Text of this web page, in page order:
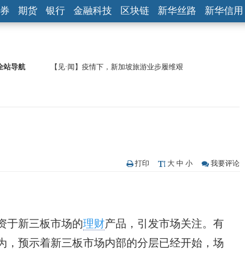
期货 银行 金融科技 区块链 新华丝路 新华信用
站导航
【见·闻】疫情下，新加坡旅游业步履维艰
济安金信：中国基金市场数据分析周报（2020.
基本面及股市双轮冲击 债市回调十年期债表现最弱
打印 大 中 小 我要评论
于新三板市场的理财产品，引发市场关注。有
预示着新三板市场内部的分层已经开始，场